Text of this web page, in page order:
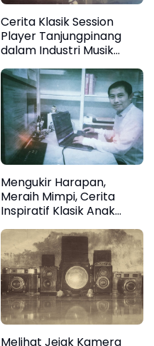
Cerita Klasik Session
Player Tanjungpinang
dalam Industri Musik
Modern
Mengukir Harapan,
Meraih Mimpi, Cerita
Inspiratif Klasik Anak
Tanjungpinang di Negeri
Sakura
Melihat Jejak Kamera